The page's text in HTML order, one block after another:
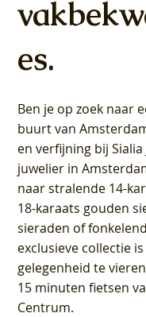
es.
Ben je op zoek naar
buurt van
en verfijning bij Sialia
juwelier in
naar stralende 14-
18-karaats gouden
sieraden of
exclusieve collectie
gelegenheid te
15 minuten fietsen
Centrum.